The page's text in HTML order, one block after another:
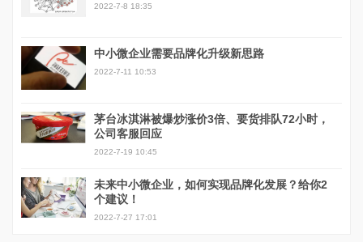
2022-7-8 18:35
中小微企业需要品牌化升级新思路
2022-7-11 10:53
茅台冰淇淋被爆炒涨价3倍、要货排队72小时，
公司客服回应
2022-7-19 10:45
未来中小微企业，如何实现品牌化发展？给你2
个建议！
2022-7-27 17:01